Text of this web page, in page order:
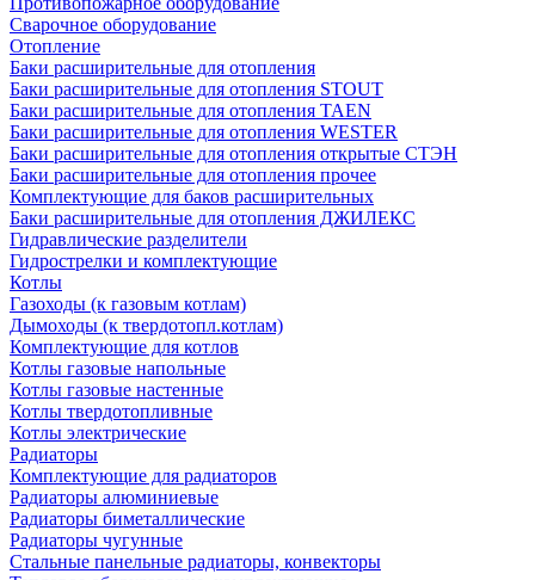
Сварочное оборудование
Отопление
Баки расширительные для отопления
Баки расширительные для отопления STOUT
Баки расширительные для отопления TAEN
Баки расширительные для отопления WESTER
Баки расширительные для отопления открытые СТЭН
Баки расширительные для отопления прочее
Комплектующие для баков расширительных
Баки расширительные для отопления ДЖИЛЕКС
Гидравлические разделители
Гидрострелки и комплектующие
Котлы
Газоходы (к газовым котлам)
Дымоходы (к твердотопл.котлам)
Комплектующие для котлов
Котлы газовые напольные
Котлы газовые настенные
Котлы твердотопливные
Котлы электрические
Радиаторы
Комплектующие для радиаторов
Радиаторы алюминиевые
Радиаторы биметаллические
Радиаторы чугунные
Стальные панельные радиаторы, конвекторы